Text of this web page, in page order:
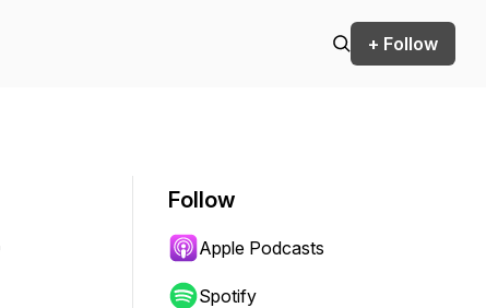
+ Follow
Follow
Apple Podcasts
Spotify